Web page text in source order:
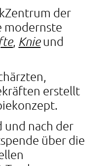
der
modernste
, Knieund
erstellt
und nach der
über die